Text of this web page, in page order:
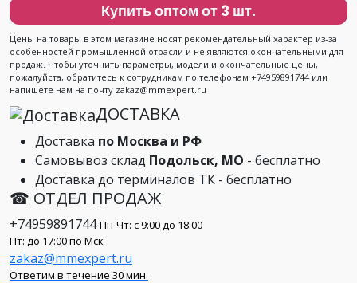
Купить оптом от 3 шт.
Цены на товары в этом магазине носят рекомендательный характер из-за
особенностей промышленной отрасли и не являются окончательными для
продаж. Чтобы уточнить параметры, модели и окончательные цены,
пожалуйста, обратитесь к сотрудникам по телефонам +74959891744 или
напишете нам на почту zakaz@mmexpert.ru
ДОСТАВКА
Доставка по Москва и РФ
Самовывоз склад Подольск, МО - бесплатно
Доставка до терминалов ТК - бесплатно
☎ ОТДЕЛ ПРОДАЖ
+74959891744 Пн-Чт: с 9:00 до 18:00
Пт: до 17:00 по Мск
zakaz@mmexpert.ru
Ответим в течение 30 мин.